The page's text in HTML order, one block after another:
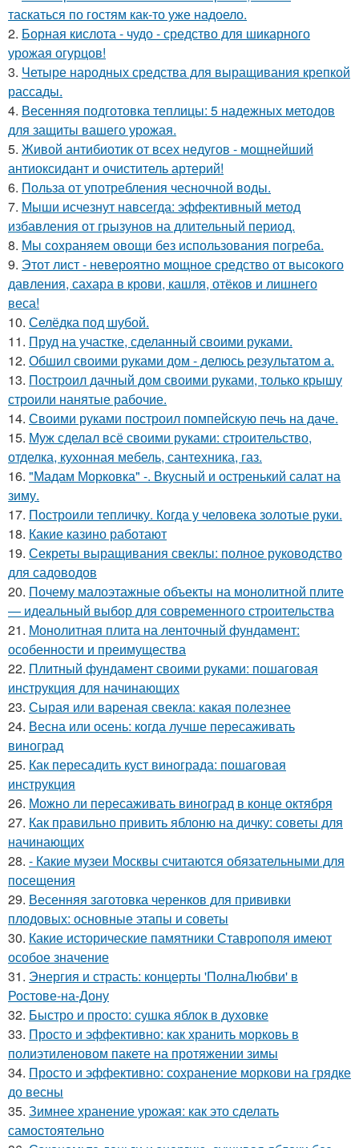
таскаться по гостям как-то уже надоело.
2. Борная кислота - чудо - средство для шикарного
урожая огурцов!
3. Четыре народных средства для выращивания крепкой
рассады.
4. Весенняя подготовка теплицы: 5 надежных методов
для защиты вашего урожая.
5. Живой антибиотик от всех недугов - мощнейший
антиоксидант и очиститель артерий!
6. Польза от употребления чесночной воды.
7. Мыши исчезнут навсегда: эффективный метод
избавления от грызунов на длительный период.
8. Мы сохраняем овощи без использования погреба.
9. Этот лист - невероятно мощное средство от высокого
давления, сахара в крови, кашля, отёков и лишнего
веса!
10. Селёдка под шубой.
11. Пруд на участке, сделанный своими руками.
12. Обшил своими руками дом - делюсь результатом а.
13. Построил дачный дом своими руками, только крышу
строили нанятые рабочие.
14. Своими руками построил помпейскую печь на даче.
15. Муж сделал всё своими руками: строительство,
отделка, кухонная мебель, сантехника, газ.
16. "Мадам Морковка" -. Вкусный и остренький салат на
зиму.
17. Построили тепличку. Когда у человека золотые руки.
18. Какие казино работают
19. Секреты выращивания свеклы: полное руководство
для садоводов
20. Почему малоэтажные объекты на монолитной плите
— идеальный выбор для современного строительства
21. Монолитная плита на ленточный фундамент:
особенности и преимущества
22. Плитный фундамент своими руками: пошаговая
инструкция для начинающих
23. Сырая или вареная свекла: какая полезнее
24. Весна или осень: когда лучше пересаживать
виноград
25. Как пересадить куст винограда: пошаговая
инструкция
26. Можно ли пересаживать виноград в конце октября
27. Как правильно привить яблоню на дичку: советы для
начинающих
28. - Какие музеи Москвы считаются обязательными для
посещения
29. Весенняя заготовка черенков для прививки
плодовых: основные этапы и советы
30. Какие исторические памятники Ставрополя имеют
особое значение
31. Энергия и страсть: концерты 'ПолнаЛюбви' в
Ростове-на-Дону
32. Быстро и просто: сушка яблок в духовке
33. Просто и эффективно: как хранить морковь в
полиэтиленовом пакете на протяжении зимы
34. Просто и эффективно: сохранение моркови на грядке
до весны
35. Зимнее хранение урожая: как это сделать
самостоятельно